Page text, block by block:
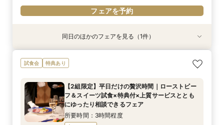
フェアを予約
特典あり
8/24(月)
【和婚ご検討のおふたりへ】本格神殿＆1万坪の
日本庭園×話題のSATSUKIスイーツが愉しめる
所要時間：2時間程度
10:00〜
13:00〜
16:00〜
同日のほかのフェアを見る（1件）
試食会 特典あり
【2組限定】平日だけの贅沢時間｜ローストビー
フ＆スイーツ試食×特典付×上質サービスととも
にゆったり相談できるフェア
所要時間：3時間程度